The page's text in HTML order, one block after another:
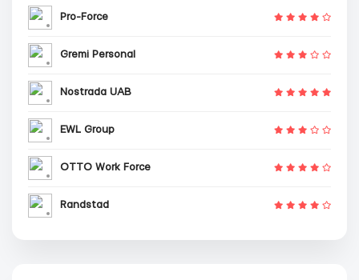
Pro-Force
Gremi Personal
Nostrada UAB
EWL Group
OTTO Work Force
Randstad